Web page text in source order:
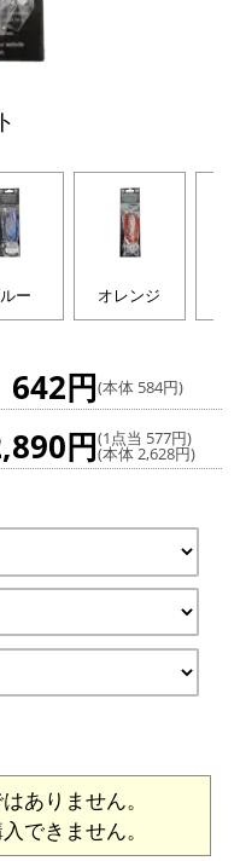
ー オレンジ
642円(本体 584円)
円(1点当 577円)
(本体 2,628円)
ありません。
できません。